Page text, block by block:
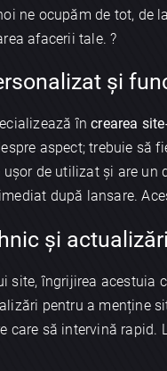
ne ocupăm de tot, de
afacerii tale. ?
și
încrearea
aspect; trebuie să
de utilizat și are un
după lansare.
și
site, îngrijirea acestuia
pentru a menține
care să intervină